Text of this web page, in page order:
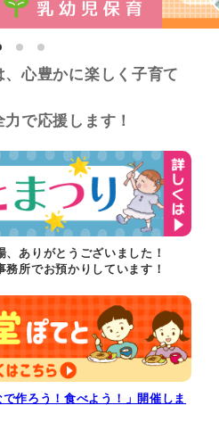
心豊かに楽しく子育て
で応援します！
ありがとうございました！
所でお預かりしています！
作ろう！食べよう！」開催しま